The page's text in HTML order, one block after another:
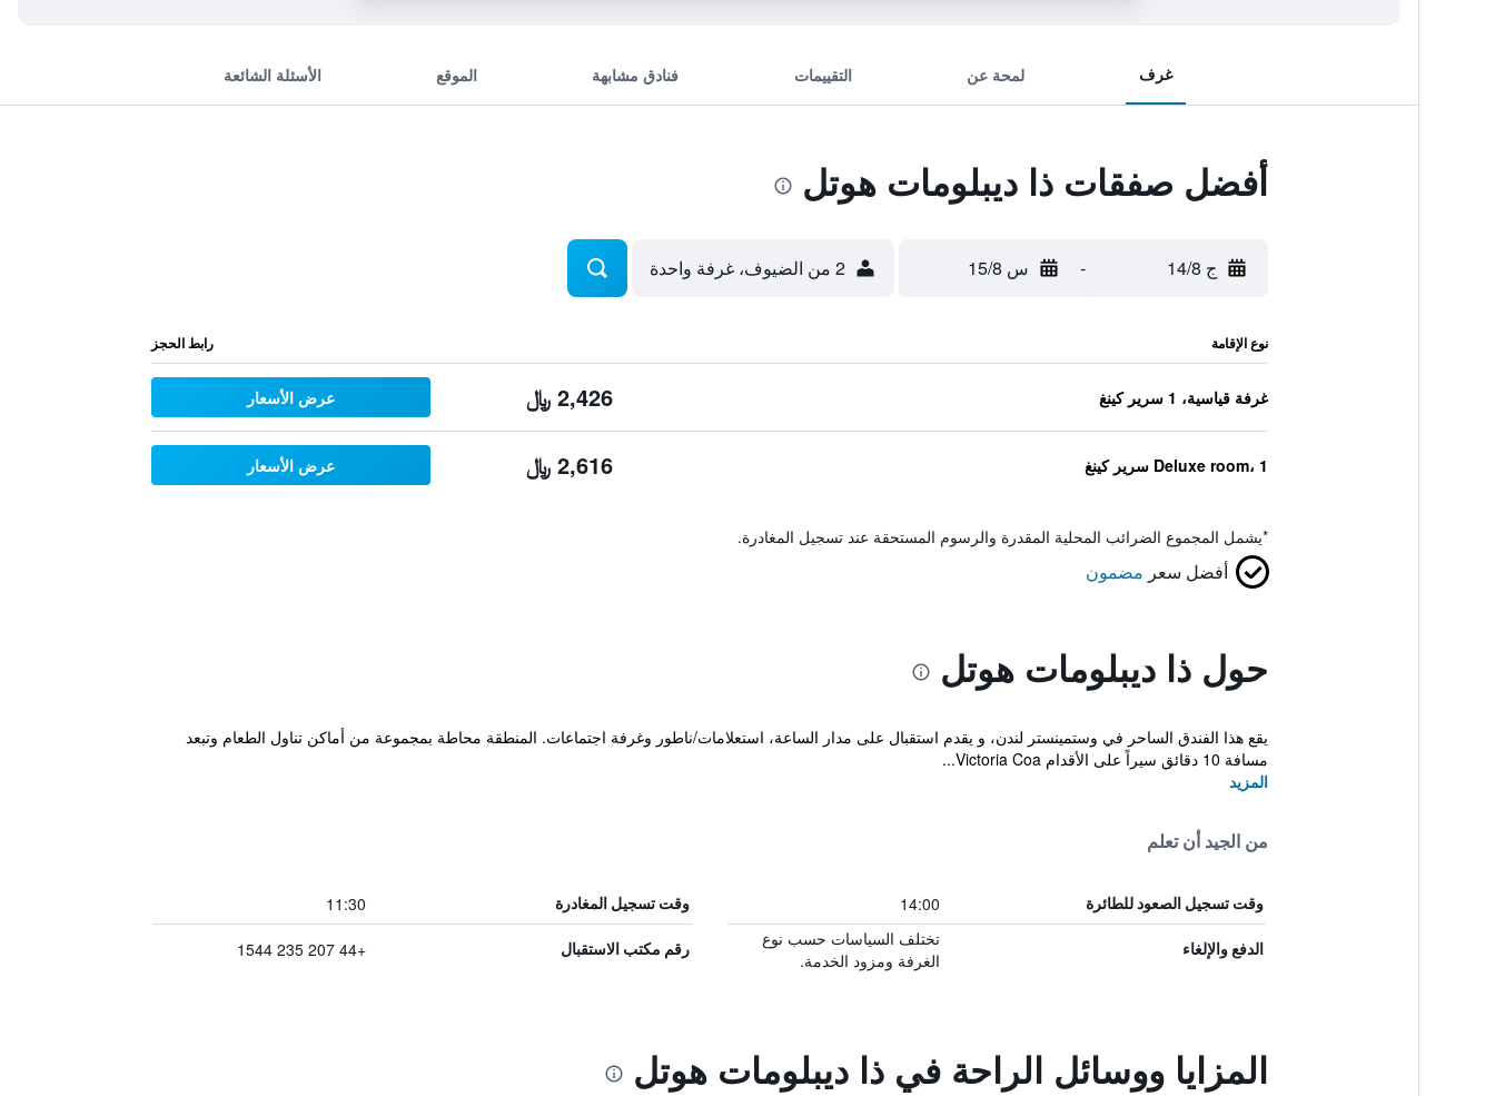
غرف لمحة عن التقييمات فنادق مشابهة الموقع الأسئلة الشائعة
أفضل صفقات ذا ديبلومات هوتل
ج 14/8 - س 15/8 2 من الضيوف، غرفة واحدة
نوع الإقامة رابط الحجز
غرفة قياسية، 1 سرير كينغ 2,426 ﷼ عرض الأسعار
Deluxe room، 1 سرير كينغ 2,616 ﷼ عرض الأسعار
*يشمل المجموع الضرائب المحلية المقدرة والرسوم المستحقة عند تسجيل المغادرة.
أفضل سعر مضمون
حول ذا ديبلومات هوتل
يقع هذا الفندق الساحر في وستمينستر لندن، و يقدم استقبال على مدار الساعة، استعلامات/ناطور وغرفة اجتماعات. المنطقة محاطة بمجموعة من أماكن تناول الطعام وتبعد
مسافة 10 دقائق سيراً على الأقدام Victoria Coa...
المزيد
من الجيد أن تعلم
وقت تسجيل الصعود للطائرة 14:00 وقت تسجيل المغادرة 11:30
الدفع والإلغاء
تختلف السياسات حسب نوع
الغرفة ومزود الخدمة.
رقم مكتب الاستقبال +44 207 235 1544
المزايا ووسائل الراحة في ذا ديبلومات هوتل